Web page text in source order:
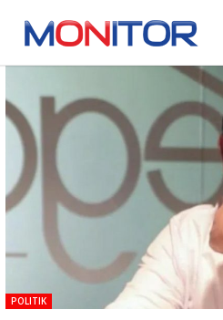
Tag: Poliitk Uang
POLITIK